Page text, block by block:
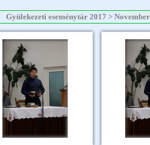
Gyülekezeti eseménytár 2017 >